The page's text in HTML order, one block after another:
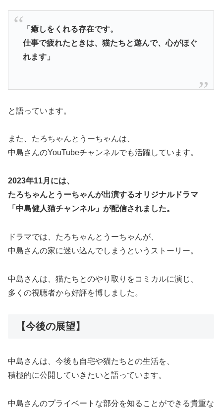
「癒しをくれる存在です。
仕事で疲れたときは、猫たちと遊んで、心がほぐ
れます」
と語っています。
また、たろちゃんとうーちゃんは、
中島さんのYouTubeチャンネルでも活躍しています。
2023年11月には、
たろちゃんとうーちゃんが出演するオリジナルドラマ
「中島健人猫チャンネル」が配信されました。
ドラマでは、たろちゃんとうーちゃんが、
中島さんの家に迷い込んでしまうというストーリー。
中島さんは、猫たちとのやり取りをコミカルに演じ、
多くの視聴者から好評を博しました。
【今後の展望】
中島さんは、今後も自宅や猫たちとの生活を、
積極的に公開していきたいと語っています。
中島さんのプライベートな部分を知ることができる貴重な